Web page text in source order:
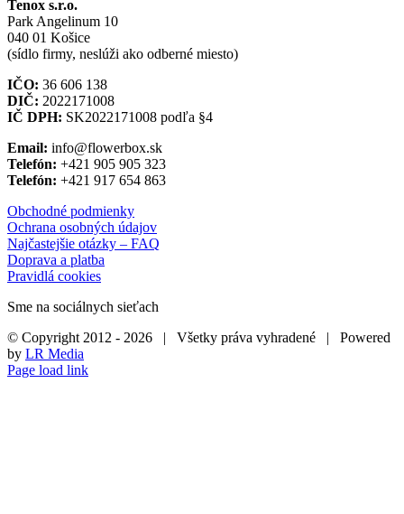
Tenox s.r.o.
Park Angelinum 10
040 01 Košice
(sídlo firmy, neslúži ako odberné miesto)
IČO: 36 606 138
DIČ: 2022171008
IČ DPH: SK2022171008 podľa §4
Email: info@flowerbox.sk
Telefón: +421 905 905 323
Telefón: +421 917 654 863
Obchodné podmienky
Ochrana osobných údajov
Najčastejšie otázky – FAQ
Doprava a platba
Pravidlá cookies
Sme na sociálnych sieťach
© Copyright 2012 - 2026 | Všetky práva vyhradené | Powered
by LR Media
Page load link